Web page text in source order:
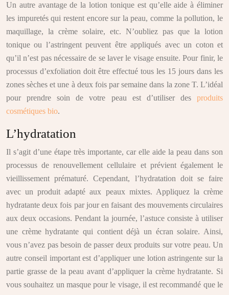
Un autre avantage de la lotion tonique est qu’elle aide à éliminer
les impuretés qui restent encore sur la peau, comme la pollution, le
maquillage, la crème solaire, etc. N’oubliez pas que la lotion
tonique ou l’astringent peuvent être appliqués avec un coton et
qu’il n’est pas nécessaire de se laver le visage ensuite. Pour finir, le
processus d’exfoliation doit être effectué tous les 15 jours dans les
zones sèches et une à deux fois par semaine dans la zone T. L’idéal
pour prendre soin de votre peau est d’utiliser des produits
cosmétiques bio.
L’hydratation
Il s’agit d’une étape très importante, car elle aide la peau dans son
processus de renouvellement cellulaire et prévient également le
vieillissement prématuré. Cependant, l’hydratation doit se faire
avec un produit adapté aux peaux mixtes. Appliquez la crème
hydratante deux fois par jour en faisant des mouvements circulaires
aux deux occasions. Pendant la journée, l’astuce consiste à utiliser
une crème hydratante qui contient déjà un écran solaire. Ainsi,
vous n’avez pas besoin de passer deux produits sur votre peau. Un
autre conseil important est d’appliquer une lotion astringente sur la
partie grasse de la peau avant d’appliquer la crème hydratante. Si
vous souhaitez un masque pour le visage, il est recommandé que le